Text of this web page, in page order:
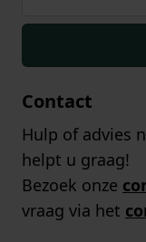
Contact
Hulp of advies
helpt u graag!
Bezoek onze
vraag via het